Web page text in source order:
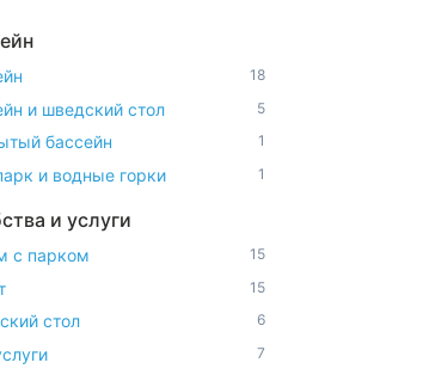
18
и шведский стол 5
бассейн 1
и водные горки 1
и услуги
с парком 15
15
стол 6
7